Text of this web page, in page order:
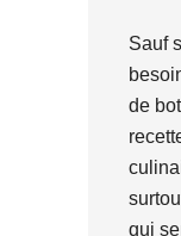
Sauf
de
qui